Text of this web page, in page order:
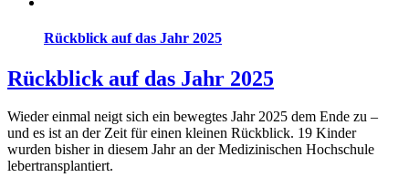
Rückblick auf das Jahr 2025
Rückblick auf das Jahr 2025
Wieder einmal neigt sich ein bewegtes Jahr 2025 dem Ende zu –
und es ist an der Zeit für einen kleinen Rückblick. 19 Kinder
wurden bisher in diesem Jahr an der Medizinischen Hochschule
lebertransplantiert.